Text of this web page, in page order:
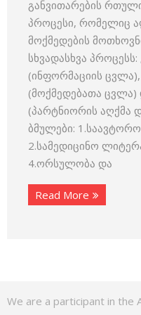
განვითარების
პროცესი, რომელიც
მოქმედების
სხვადასხვა
(ინფორმაციის
(მოქმედებათა
(პარტნიორის აღქმა
ბმულები:
2.სამედიცინო
4.ორსულობა და
Read More
We are a participant in the